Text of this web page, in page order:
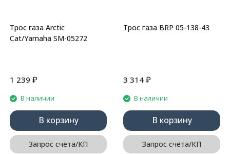
Трос газа Arctic
Cat/Yamaha SM-05272
1 239 ₽
В наличии
В корзину
Запрос счёта/КП
Трос газа BRP 05-138-43
3 314 ₽
В наличии
В корзину
Запрос счёта/КП